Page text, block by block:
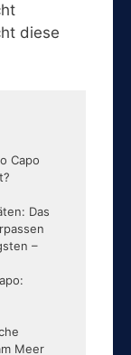
diese
Capo
Das
–
Meer